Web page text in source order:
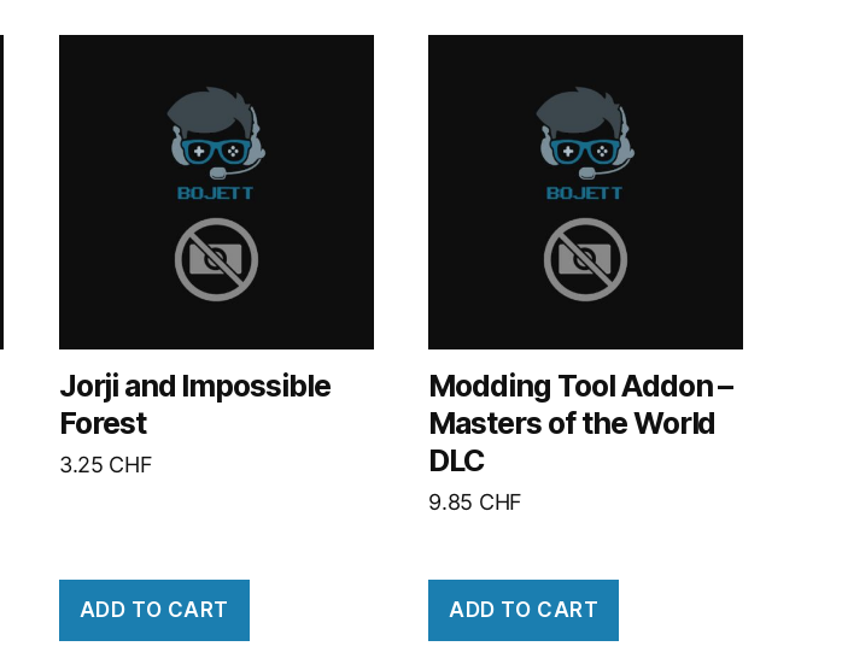
Jorji and Impossible
Forest
3.25 CHF
ADD TO CART
Modding Tool Addon –
Masters of the World
DLC
9.85 CHF
ADD TO CART